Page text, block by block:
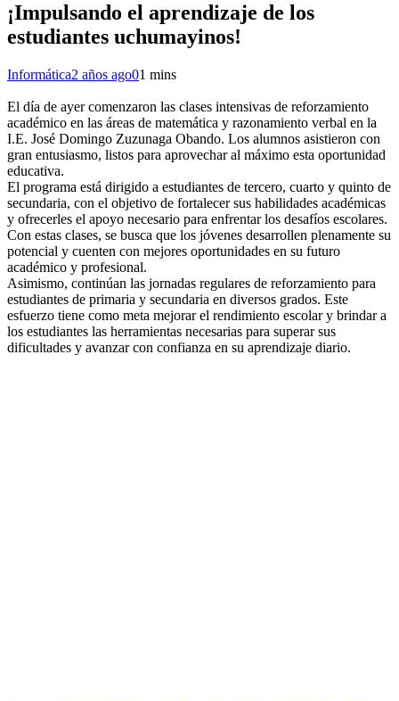
¡Impulsando el aprendizaje de los
estudiantes uchumayinos!
Informática2 años ago01 mins
El día de ayer comenzaron las clases intensivas de reforzamiento
académico en las áreas de matemática y razonamiento verbal en la
I.E. José Domingo Zuzunaga Obando. Los alumnos asistieron con
gran entusiasmo, listos para aprovechar al máximo esta oportunidad
educativa.
El programa está dirigido a estudiantes de tercero, cuarto y quinto de
secundaria, con el objetivo de fortalecer sus habilidades académicas
y ofrecerles el apoyo necesario para enfrentar los desafíos escolares.
Con estas clases, se busca que los jóvenes desarrollen plenamente su
potencial y cuenten con mejores oportunidades en su futuro
académico y profesional.
Asimismo, continúan las jornadas regulares de reforzamiento para
estudiantes de primaria y secundaria en diversos grados. Este
esfuerzo tiene como meta mejorar el rendimiento escolar y brindar a
los estudiantes las herramientas necesarias para superar sus
dificultades y avanzar con confianza en su aprendizaje diario.